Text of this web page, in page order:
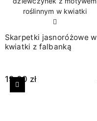
Skarpetki jasnoróżowe w
kwiatki z falbanką
19,00 zł
Poprzedni